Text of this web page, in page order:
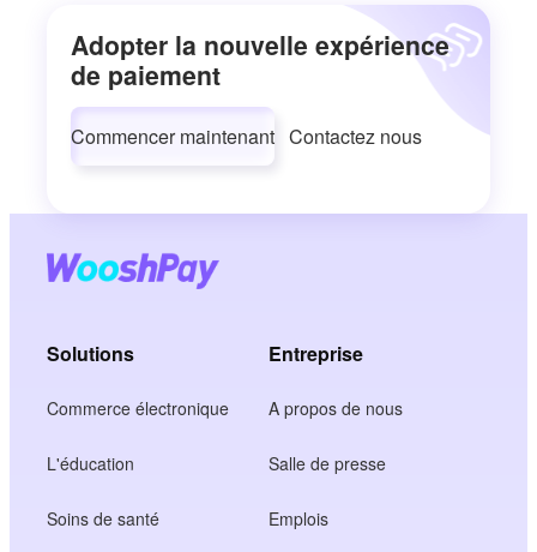
Adopter la nouvelle expérience
de paiement
Commencer maintenant Contactez nous
Solutions
Commerce électronique
L'éducation
Soins de santé
Entreprise
A propos de nous
Salle de presse
Emplois